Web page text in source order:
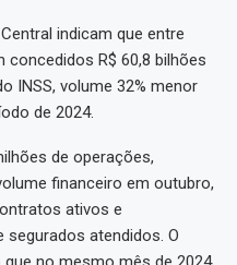
indicam que entre
R$ 60,8 bilhões
INSS, volume 32% menor
de 2024.
de operações,
financeiro em outubro,
ativos e
segurados atendidos. O